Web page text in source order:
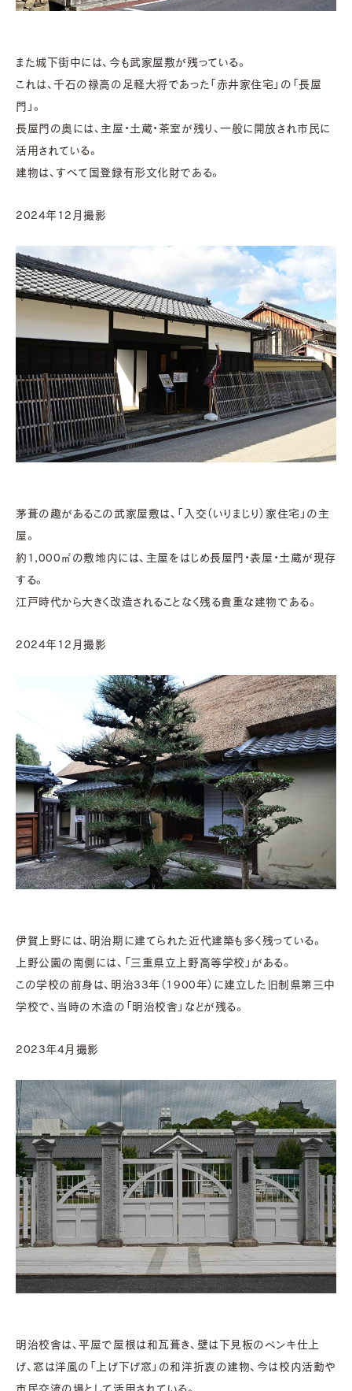
また城下街中には、今も武家屋敷が残っている。
これは、千石の禄高の足軽大将であった「赤井家住宅」の「長屋
門」。
長屋門の奥には、主屋・土蔵・茶室が残り、一般に開放され市民に
活用されている。
建物は、すべて国登録有形文化財である。
2024年12月撮影
茅葺の趣があるこの武家屋敷は、「入交（いりまじり）家住宅」の主
屋。
約1,000㎡の敷地内には、主屋をはじめ長屋門・表屋・土蔵が現存
する。
江戸時代から大きく改造されることなく残る貴重な建物である。
2024年12月撮影
伊賀上野には、明治期に建てられた近代建築も多く残っている。
上野公園の南側には、「三重県立上野高等学校」がある。
この学校の前身は、明治33年（1900年）に建立した旧制県第三中
学校で、当時の木造の「明治校舎」などが残る。
2023年4月撮影
明治校舎は、平屋で屋根は和瓦葺き、壁は下見板のペンキ仕上
げ、窓は洋風の「上げ下げ窓」の和洋折衷の建物、今は校内活動や